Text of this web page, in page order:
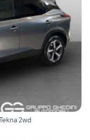
2wd